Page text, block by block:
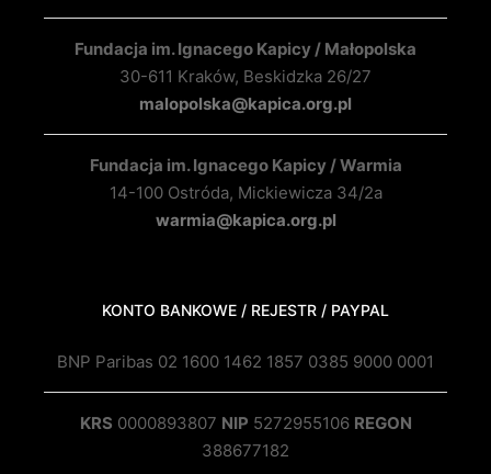
Fundacja im. Ignacego Kapicy / Małopolska
30-611 Kraków, Beskidzka 26/27
malopolska@kapica.org.pl
Fundacja im. Ignacego Kapicy / Warmia
14-100 Ostróda, Mickiewicza 34/2a
warmia@kapica.org.pl
KONTO BANKOWE / REJESTR / PAYPAL
BNP Paribas 02 1600 1462 1857 0385 9000 0001
KRS 0000893807 NIP 5272955106 REGON
388677182